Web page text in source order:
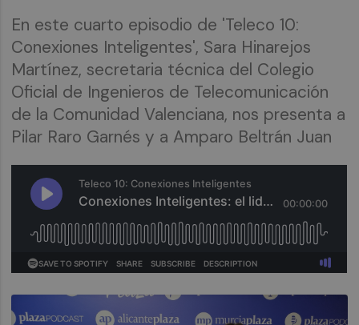
En este cuarto episodio de 'Teleco 10:
Conexiones Inteligentes', Sara Hinarejos
Martínez, secretaria técnica del Colegio
Oficial de Ingenieros de Telecomunicación
de la Comunidad Valenciana, nos presenta a
Pilar Raro Garnés y a Amparo Beltrán Juan